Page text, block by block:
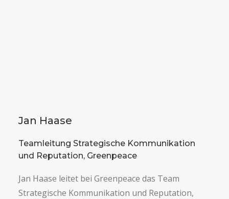
Jan Haase
Teamleitung Strategische Kommunikation
und Reputation, Greenpeace
Jan Haase leitet bei Greenpeace das Team
Strategische Kommunikation und Reputation,